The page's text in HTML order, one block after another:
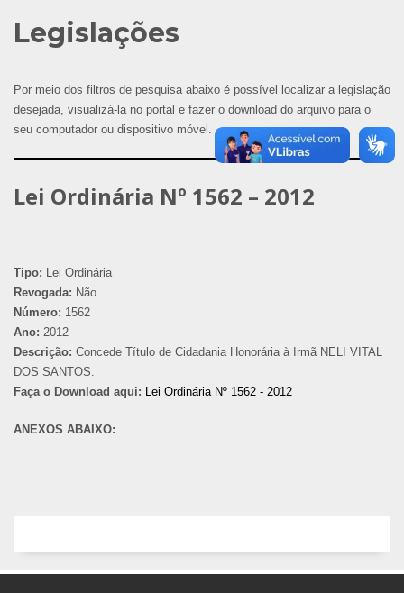
Legislações
Por meio dos filtros de pesquisa abaixo é possível localizar a legislação
desejada, visualizá-la no portal e fazer o download do arquivo para o
seu computador ou dispositivo móvel.
Lei Ordinária Nº 1562 – 2012
Tipo: Lei Ordinária
Revogada: Não
Número: 1562
Ano: 2012
Descrição: Concede Título de Cidadania Honorária à Irmã NELI VITAL
DOS SANTOS.
Faça o Download aqui: Lei Ordinária Nº 1562 - 2012
ANEXOS ABAIXO: